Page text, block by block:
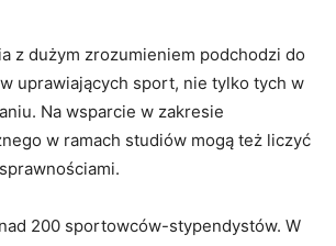
z dużym zrozumieniem podchodzi do
uprawiających sport, nie tylko tych w
Na wsparcie w zakresie
w ramach studiów mogą też liczyć
200 sportowców-stypendystów. W